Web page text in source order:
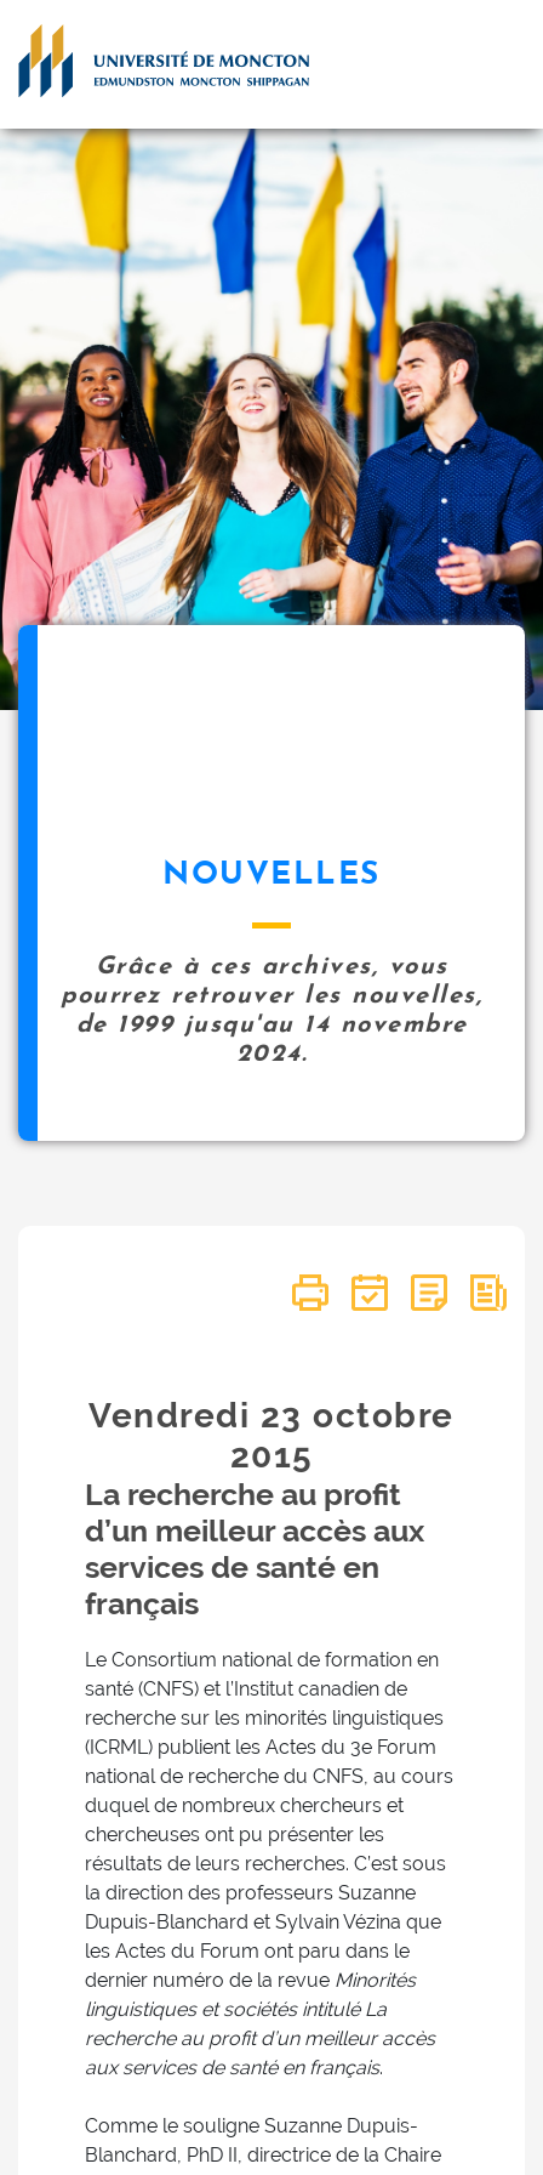
NOUVELLES
Grâce à ces archives, vous
pourrez retrouver les nouvelles,
de 1999 jusqu'au 14 novembre
2024.
Vendredi 23octobre
2015
La recherche au profit
d’un meilleur accès aux
services de santé en
français
Le Consortium national de formation en
santé (CNFS) et l’Institut canadien de
recherche sur les minorités linguistiques
(ICRML) publient les Actes du 3e Forum
national de recherche du CNFS, au cours
duquel de nombreux chercheurs et
chercheuses ont pu présenter les
résultats de leurs recherches. C’est sous
la direction des professeurs Suzanne
Dupuis-Blanchard et Sylvain Vézina que
les Actes du Forum ont paru dans le
dernier numéro de la revue Minorités
linguistiques et sociétés intitulé La
recherche au profit d’un meilleur accès
aux services de santé en français.
Comme le souligne Suzanne Dupuis-
Blanchard, PhD II, directrice de la Chaire